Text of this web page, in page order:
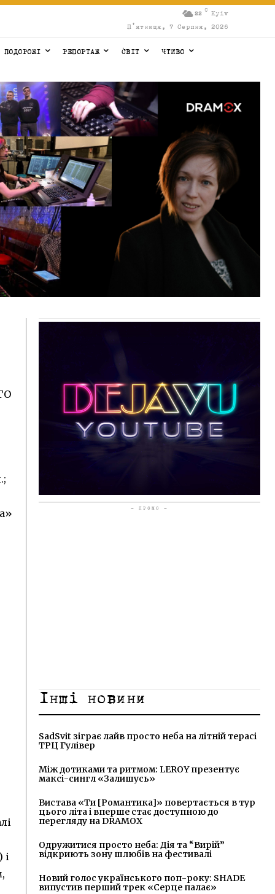
22
C
Kyiv
П’ятниця, 7 Серпня, 2026
ПОДОРОЖІ РЕПОРТАЖ СВІТ ЧТИВО
і
- ПРОМО -
Інші новини
SadSvit зіграє лайв просто неба на літній терасі
ТРЦ Гулівер
Між дотиками та ритмом: LEROY презентує
максі-сингл «Залишусь»
Вистава «Ти [Романтика]» повертається в тур
цього літа і вперше стає доступною до
перегляду на DRAMOX
Одружитися просто неба: Дія та “Вирій”
відкриють зону шлюбів на фестивалі
Новий голос українського поп-року: SHADE
випустив перший трек «Серце палає»